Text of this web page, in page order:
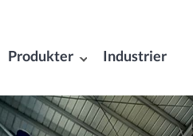
Produkter Industrier